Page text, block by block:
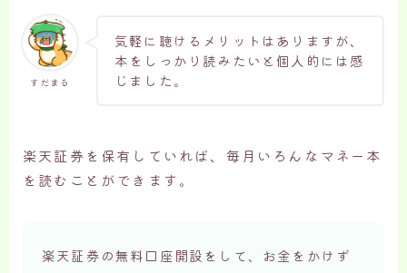
すだまる
気軽に聴けるメリットはありますが、
本をしっかり読みたいと個人的には感
じました。
楽天証券を保有していれば、毎月いろんなマネー本
を読むことができます。
楽天証券の無料口座開設をして、お金をかけず